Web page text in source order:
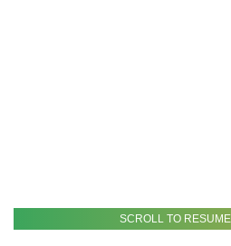
SCROLL TO